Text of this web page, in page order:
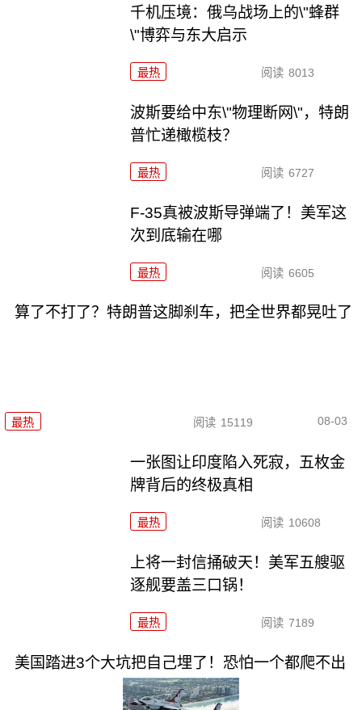
千机压境：俄乌战场上的\"蜂群
\"博弈与东大启示
最热 阅读 8013
波斯要给中东\"物理断网\"，特朗
普忙递橄榄枝？
最热 阅读 6727
F-35真被波斯导弹端了！美军这
次到底输在哪
最热 阅读 6605
算了不打了？特朗普这脚刹车，把全世界都晃吐了
最热 阅读 15119 08-03
一张图让印度陷入死寂，五枚金
牌背后的终极真相
最热 阅读 10608
上将一封信捅破天！美军五艘驱
逐舰要盖三口锅！
最热 阅读 7189
美国踏进3个大坑把自己埋了！恐怕一个都爬不出